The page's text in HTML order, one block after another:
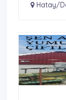
Hatay/